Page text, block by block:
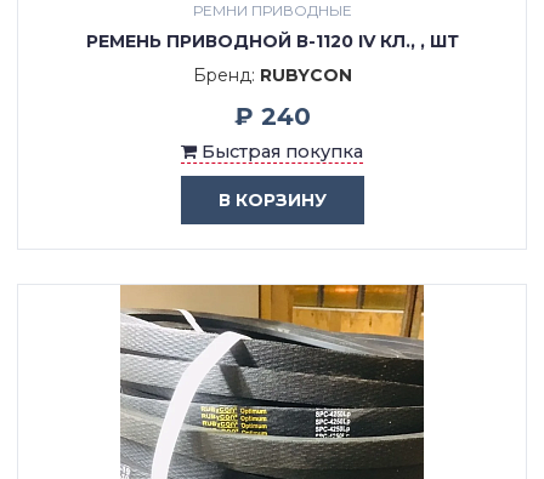
РЕМНИ ПРИВОДНЫЕ
РЕМЕНЬ ПРИВОДНОЙ В-1120 IV КЛ., , ШТ
Бренд: RUBYCON
₽ 240
Быстрая покупка
В КОРЗИНУ